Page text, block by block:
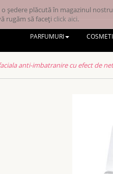
PARFUMURI
anti-imbatranire cu efect de
ședere plăcută în magazinul
rugăm să faceți click aici.